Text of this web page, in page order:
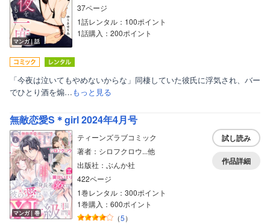
マンガ｜話
37ページ
1話レンタル：100ポイント
1話購入：200ポイント
「今夜は泣いてもやめないからな」同棲していた彼氏に浮気され、バー
でひとり酒を煽…もっと見る
無敵恋愛S＊girl 2024年4月号
マンガ｜巻
ティーンズラブコミック
著者：シロフクロウ...他
出版社：ぶんか社
422ページ
1巻レンタル：300ポイント
1巻購入：600ポイント
（5）
試し読み
作品詳細